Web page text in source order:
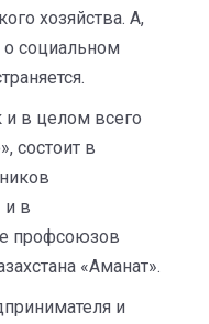
хозяйства. А,
о социальном
и в целом всего
состоит в
и в
профсоюзов
«Аманат».
и